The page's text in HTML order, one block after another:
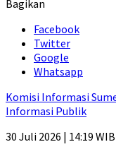
Bagikan
Facebook
Twitter
Google
Whatsapp
Komisi Informasi
Informasi Publik
30 Juli 2026 | 14:19 WIB